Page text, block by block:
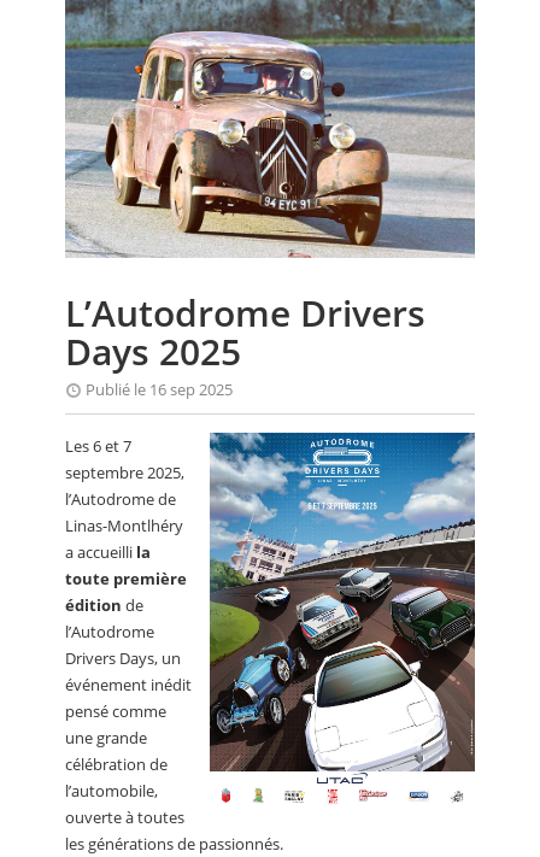
RALLYE
MONTAGNE
EVÈNEMENTS
CALENDRIER
FOCUS
ANNUAIRES
PETITES ANNONCES
L’Autodrome Drivers
Days 2025
Publié le 16 sep 2025
Les 6 et 7
septembre 2025,
l’Autodrome de
Linas-Montlhéry
a accueilli la
toute première
édition de
l’Autodrome
Drivers Days, un
événement inédit
pensé comme
une grande
célébration de
l’automobile,
ouverte à toutes
les générations de passionnés.